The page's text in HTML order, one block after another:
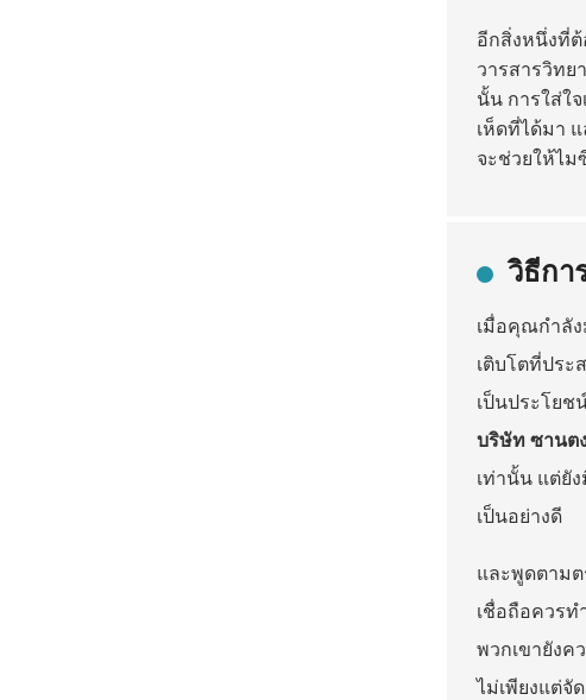
อีกสิ่งหนึ่งที่ต้
วารสารวิทย
นั้น การใส่ใ
เห็ดที่ได้มา
จะช่วยให้ไม
วิธีกา
เมื่อคุณกำลั
เติบโตที่ประ
เป็นประโย
บริษัท ซานต
เท่านั้น แต่ยั
เป็นอย่างดี
และพูดตาม
เชื่อถือควร
พวกเขายังค
ไม่เพียงแต่จั